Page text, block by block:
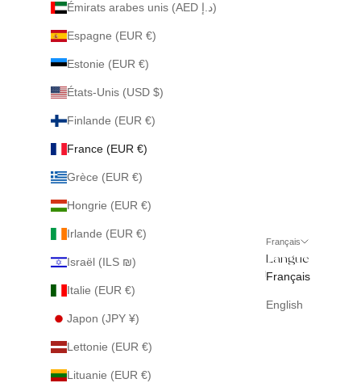
Émirats arabes unis (AED د.إ)
Espagne (EUR €)
Estonie (EUR €)
États-Unis (USD $)
Finlande (EUR €)
France (EUR €)
Grèce (EUR €)
Hongrie (EUR €)
Irlande (EUR €)
Israël (ILS ₪)
Italie (EUR €)
Japon (JPY ¥)
Lettonie (EUR €)
Lituanie (EUR €)
Français
Langue
Français
English